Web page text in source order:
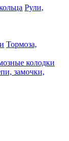
Рули,
Тормоза,
колодки
замочки,